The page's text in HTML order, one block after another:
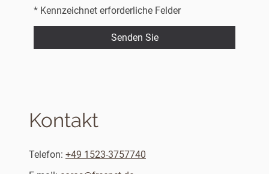
* Kennzeichnet erforderliche Felder
Senden Sie
Kontakt
Telefon: +49 1523-3757740